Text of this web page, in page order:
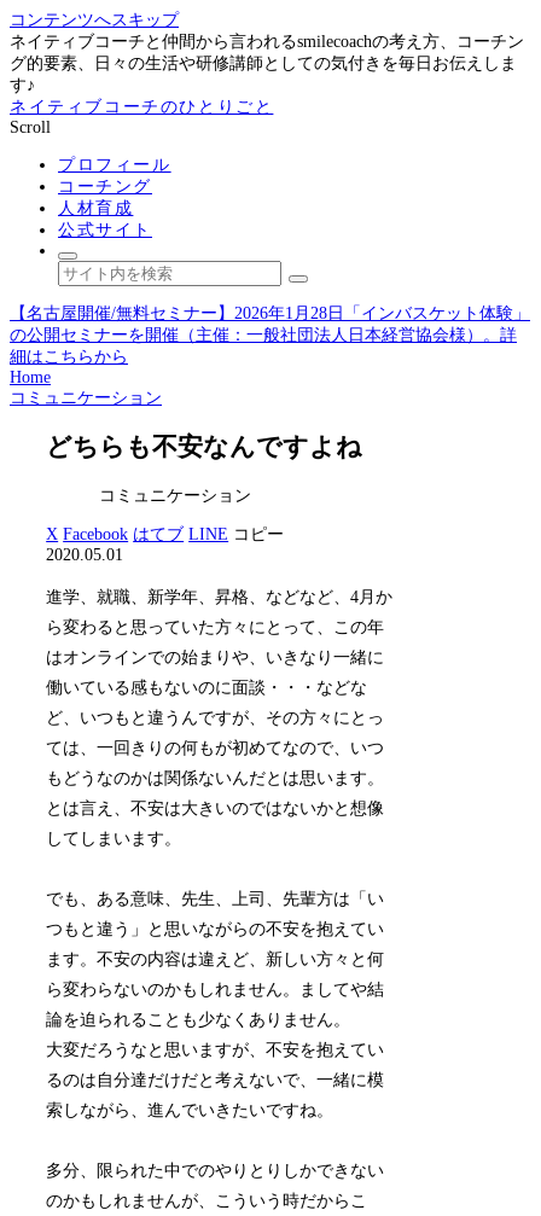
コンテンツへスキップ
ネイティブコーチと仲間から言われるsmilecoachの考え方、コーチン
グ的要素、日々の生活や研修講師としての気付きを毎日お伝えしま
す♪
ネイティブコーチのひとりごと
Scroll
プロフィール
コーチング
人材育成
公式サイト
【名古屋開催/無料セミナー】2026年1月28日「インバスケット体験」
の公開セミナーを開催（主催：一般社団法人日本経営協会様）。詳
細はこちらから
Home
コミュニケーション
どちらも不安なんですよね
コミュニケーション
X Facebook はてブ LINE コピー
2020.05.01
進学、就職、新学年、昇格、などなど、4月か
ら変わると思っていた方々にとって、この年
はオンラインでの始まりや、いきなり一緒に
働いている感もないのに面談・・・などな
ど、いつもと違うんですが、その方々にとっ
ては、一回きりの何もが初めてなので、いつ
もどうなのかは関係ないんだとは思います。
とは言え、不安は大きいのではないかと想像
してしまいます。
でも、ある意味、先生、上司、先輩方は「い
つもと違う」と思いながらの不安を抱えてい
ます。不安の内容は違えど、新しい方々と何
ら変わらないのかもしれません。ましてや結
論を迫られることも少なくありません。
大変だろうなと思いますが、不安を抱えてい
るのは自分達だけだと考えないで、一緒に模
索しながら、進んでいきたいですね。
多分、限られた中でのやりとりしかできない
のかもしれませんが、こういう時だからこ